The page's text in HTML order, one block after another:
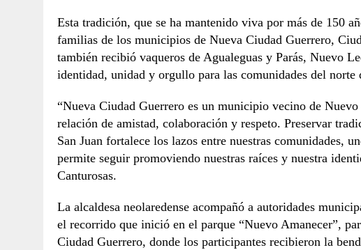
Esta tradición, que se ha mantenido viva por más de 150
familias de los municipios de Nueva Ciudad Guerrero,
también recibió vaqueros de Agualeguas y Parás, Nuevo
identidad, unidad y orgullo para las comunidades del norte
“Nueva Ciudad Guerrero es un municipio vecino de
relación de amistad, colaboración y respeto. Preservar
San Juan fortalece los lazos entre nuestras comunidades,
permite seguir promoviendo nuestras raíces y nuestra
Canturosas.
La alcaldesa neolaredense acompañó a autoridades
el recorrido que inició en el parque “Nuevo Amanecer”,
Ciudad Guerrero, donde los participantes recibieron la